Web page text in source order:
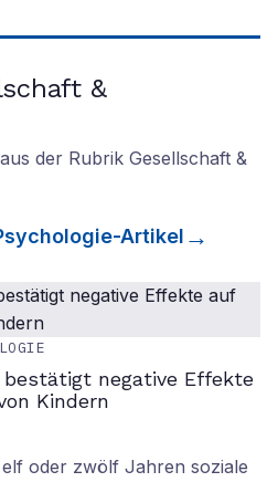
&
der Rubrik Gesellschaft &
-Artikel
bestätigt negative Effekte
Kindern
oder zwölf Jahren soziale